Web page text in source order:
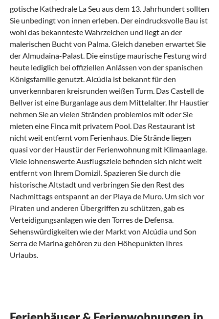
gotische Kathedrale La Seu aus dem 13. Jahrhundert sollten
Sie unbedingt von innen erleben. Der eindrucksvolle Bau ist
wohl das bekannteste Wahrzeichen und liegt an der
malerischen Bucht von Palma. Gleich daneben erwartet Sie
der Almudaina-Palast. Die einstige maurische Festung wird
heute lediglich bei offiziellen Anlässen von der spanischen
Königsfamilie genutzt. Alcúdia ist bekannt für den
unverkennbaren kreisrunden weißen Turm. Das Castell de
Bellver ist eine Burganlage aus dem Mittelalter. Ihr Haustier
nehmen Sie an vielen Stränden problemlos mit oder Sie
mieten eine Finca mit privatem Pool. Das Restaurant ist
nicht weit entfernt vom Ferienhaus. Die Strände liegen
quasi vor der Haustür der Ferienwohnung mit Klimaanlage.
Viele lohnenswerte Ausflugsziele befinden sich nicht weit
entfernt von Ihrem Domizil. Spazieren Sie durch die
historische Altstadt und verbringen Sie den Rest des
Nachmittags entspannt an der Playa de Muro. Um sich vor
Piraten und anderen Übergriffen zu schützen, gab es
Verteidigungsanlagen wie den Torres de Defensa.
Sehenswürdigkeiten wie der Markt von Alcúdia und Son
Serra de Marinagehören zu den Höhepunkten Ihres
Urlaubs.
Erleben Sie unbedarft und unvoreingenommen die
Die Region ist ideal, wenn Sie hin und wieder einen Ausflug
Die mallorquinische Küche wird stark von der Geschichte
Lange, bevor Touristen dieses Idyll entdeckt haben, erfreute
In wenigen Flugstunden befinden Sie sich in einem